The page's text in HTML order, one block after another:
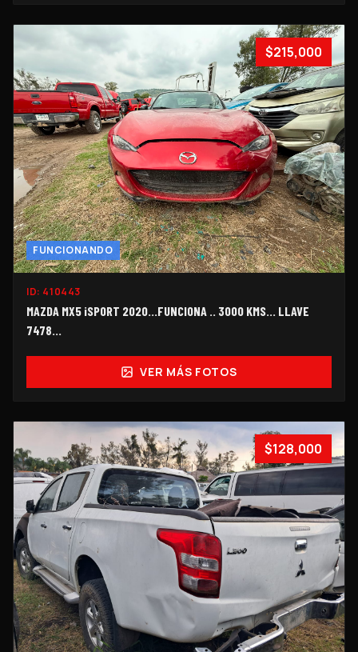
$215,000
FUNCIONANDO
ID: 410443
MAZDA MX5 iSPORT 2020...FUNCIONA .. 3000 KMS... LLAVE
7478...
VER MÁS FOTOS
$128,000